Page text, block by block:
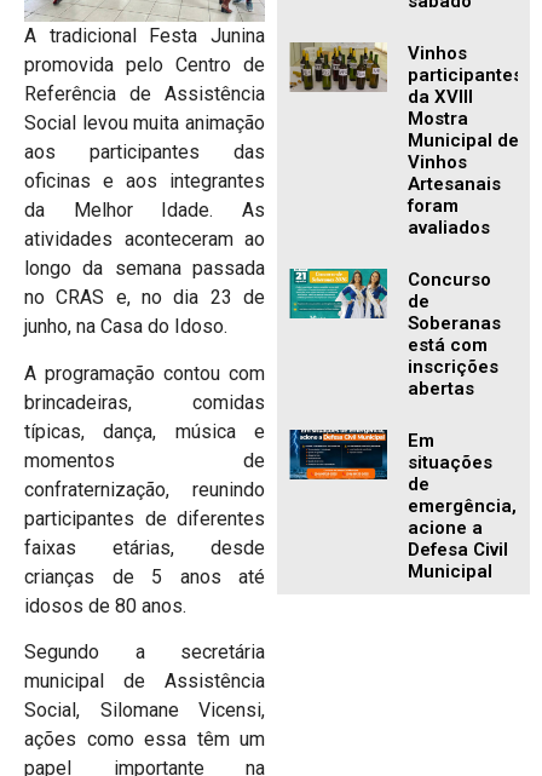
A tradicional Festa Junina
promovida pelo Centro de
Referência de Assistência
Social levou muita animação
aos participantes das
oficinas e aos integrantes
da Melhor Idade. As
atividades aconteceram ao
longo da semana passada
no CRAS e, no dia 23 de
junho, na Casa do Idoso.
A programação contou com
brincadeiras, comidas
típicas, dança, música e
momentos de
confraternização, reunindo
participantes de diferentes
faixas etárias, desde
crianças de 5 anos até
idosos de 80 anos.
Segundo a secretária
municipal de Assistência
Social, Silomane Vicensi,
ações como essa têm um
papel importante na
Vinhos
participantes
da XVIII
Mostra
Municipal de
Vinhos
Artesanais
foram
avaliados
Concurso
de
Soberanas
está com
inscrições
abertas
Em
situações
de
emergência,
acione a
Defesa Civil
Municipal